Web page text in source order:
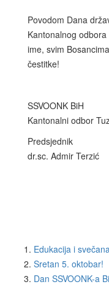
Povodom Dana
Kantonalnog odbora
ime, svim
čestitke!
SSVOONK BiH
Kantonalni odbor
Predsjednik
dr.sc. Admir Terzić
Edukacija i
Sretan 5. oktobar!
Dan SSVOONK-a